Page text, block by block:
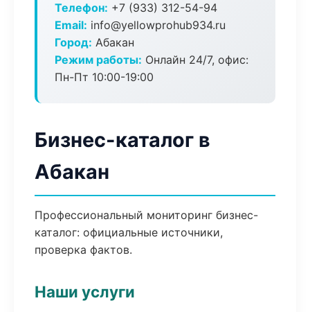
Телефон: +7 (933) 312-54-94
Email: info@yellowprohub934.ru
Город: Абакан
Режим работы: Онлайн 24/7, офис:
Пн-Пт 10:00-19:00
Бизнес-каталог в
Абакан
Профессиональный мониторинг бизнес-
каталог: официальные источники,
проверка фактов.
Наши услуги